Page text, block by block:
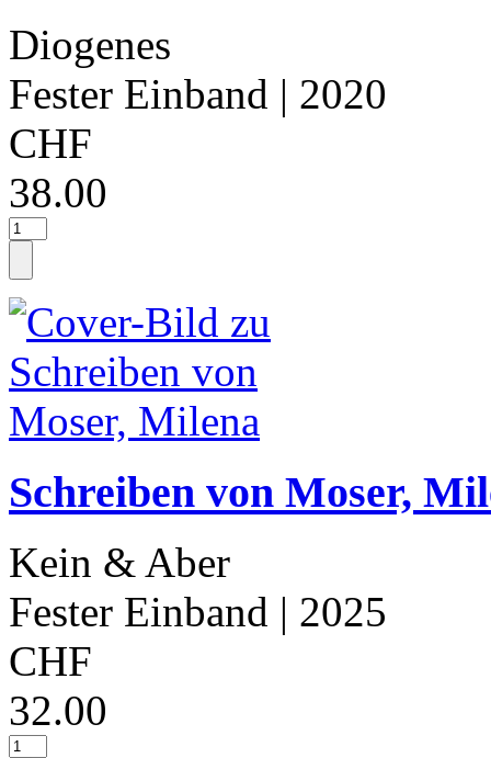
Diogenes
Fester Einband | 2020
CHF
38.00
Schreiben von Moser,
Kein & Aber
Fester Einband | 2025
CHF
32.00